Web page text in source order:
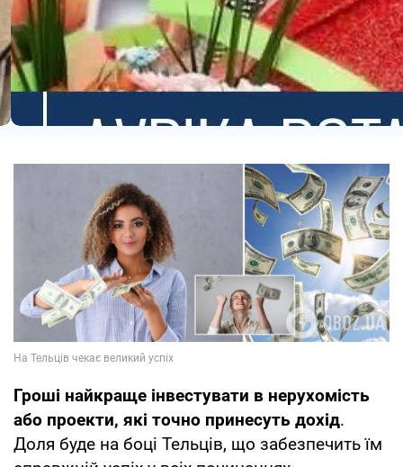
Гроші найкраще інвестувати в нерухомість
або проекти, які точно принесуть дохід.
Доля буде на боці Тельців, що забезпечить їм